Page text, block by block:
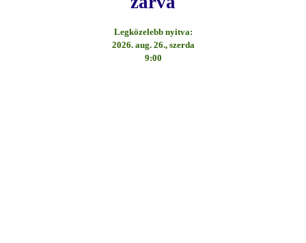
Legközelebb nyitva:
2026. aug. 26., szerda
9:00